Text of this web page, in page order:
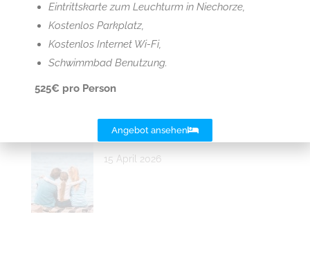
Sommer Sommer! 2026
15 April 2026
Juni Wochenende 2026
15 April 2026
Eintrittskarte zum Leuchturm in Niechorze,
Kostenlos Parkplatz,
Kostenlos Internet Wi-Fi,
Schwimmbad Benutzung.
525€ pro Person
Angebot ansehen